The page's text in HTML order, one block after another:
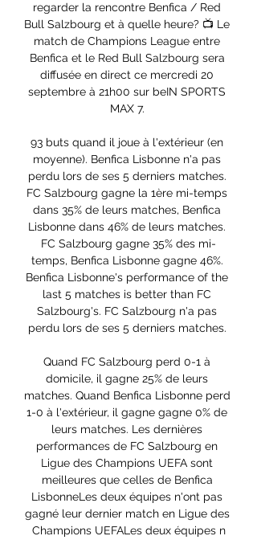
regarder la rencontre Benfica / Red
Bull Salzbourg et à quelle heure? 📺 Le
match de Champions League entre
Benfica et le Red Bull Salzbourg sera
diffusée en direct ce mercredi 20
septembre à 21h00 sur beIN SPORTS
MAX 7.
93 buts quand il joue à l'extérieur (en
moyenne). Benfica Lisbonne n'a pas
perdu lors de ses 5 derniers matches.
FC Salzbourg gagne la 1ère mi-temps
dans 35% de leurs matches, Benfica
Lisbonne dans 46% de leurs matches.
FC Salzbourg gagne 35% des mi-
temps, Benfica Lisbonne gagne 46%.
Benfica Lisbonne's performance of the
last 5 matches is better than FC
Salzbourg's. FC Salzbourg n'a pas
perdu lors de ses 5 derniers matches.
Quand FC Salzbourg perd 0-1 à
domicile, il gagne 25% de leurs
matches. Quand Benfica Lisbonne perd
1-0 à l'extérieur, il gagne gagne 0% de
leurs matches. Les dernières
performances de FC Salzbourg en
Ligue des Champions UEFA sont
meilleures que celles de Benfica
LisbonneLes deux équipes n'ont pas
gagné leur dernier match en Ligue des
Champions UEFALes deux équipes n